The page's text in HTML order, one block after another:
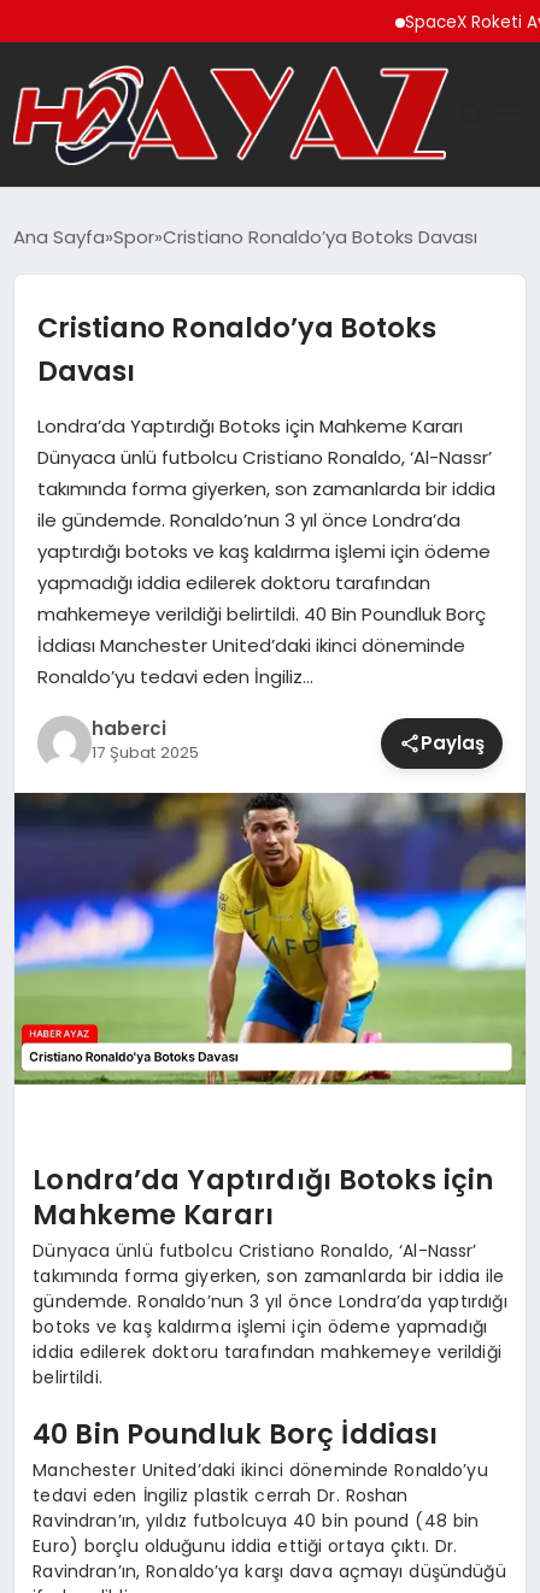
SpaceX Roketi Ay’a
DÜNYA
EĞITIM
MAGAZIN
SAĞLIK
SIYASET
SPOR
TEKNOLOJI
Ana Sayfa Spor Cristiano Ronaldo’ya Botoks Davası
Cristiano Ronaldo’ya Botoks
Davası
Londra’da Yaptırdığı Botoks için Mahkeme Kararı
Dünyaca ünlü futbolcu Cristiano Ronaldo, ‘Al-Nassr’
takımında forma giyerken, son zamanlarda bir iddia
ile gündemde. Ronaldo’nun 3 yıl önce Londra’da
yaptırdığı botoks ve kaş kaldırma işlemi için ödeme
yapmadığı iddia edilerek doktoru tarafından
mahkemeye verildiği belirtildi. 40 Bin Poundluk Borç
İddiası Manchester United’daki ikinci döneminde
Ronaldo’yu tedavi eden İngiliz…
haberci
17 Şubat 2025 Paylaş
Londra’da Yaptırdığı Botoks için
Mahkeme Kararı
Dünyaca ünlü futbolcu Cristiano Ronaldo, ‘Al-Nassr’
takımında forma giyerken, son zamanlarda bir iddia ile
gündemde. Ronaldo’nun 3 yıl önce Londra’da yaptırdığı
botoks ve kaş kaldırma işlemi için ödeme yapmadığı
iddia edilerek doktoru tarafından mahkemeye verildiği
belirtildi.
40 Bin Poundluk Borç İddiası
Manchester United’daki ikinci döneminde Ronaldo’yu
tedavi eden İngiliz plastik cerrah Dr. Roshan
Ravindran’ın, yıldız futbolcuya 40 bin pound (48 bin
Euro) borçlu olduğunu iddia ettiği ortaya çıktı. Dr.
Ravindran’ın, Ronaldo’ya karşı dava açmayı düşündüğü